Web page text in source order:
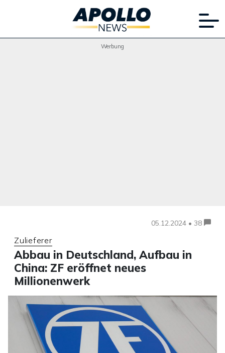
Werbung
05.12.2024 • 38
Zulieferer
Abbau in Deutschland, Aufbau in
China: ZF eröffnet neues
Millionenwerk